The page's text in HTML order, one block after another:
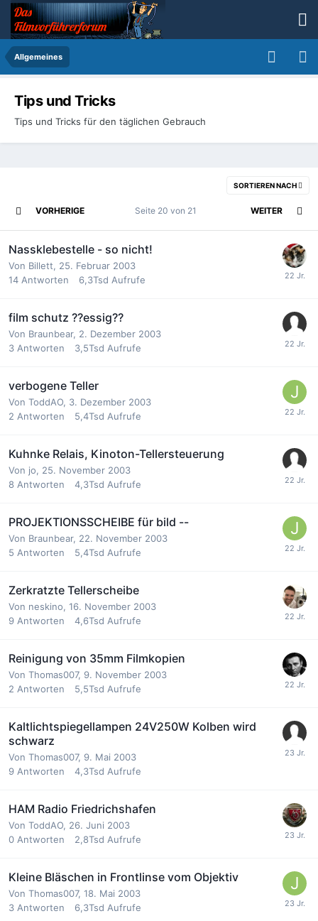
Allgemeines
Tips und Tricks
Tips und Tricks für den täglichen Gebrauch
SORTIEREN NACH
VORHERIGE WEITER
Seite 20 von 21
Nassklebestelle - so nicht!
Von Billett, 25. Februar 2003
14 Antworten 6,3Tsd Aufrufe
film schutz ??essig??
Von Braunbear, 2. Dezember 2003
3 Antworten 3,5Tsd Aufrufe
verbogene Teller
Von ToddAO, 3. Dezember 2003
2 Antworten 5,4Tsd Aufrufe
Kuhnke Relais, Kinoton-Tellersteuerung
Von jo, 25. November 2003
8 Antworten 4,3Tsd Aufrufe
PROJEKTIONSSCHEIBE für bild --
Von Braunbear, 22. November 2003
5 Antworten 5,4Tsd Aufrufe
Zerkratzte Tellerscheibe
Von neskino, 16. November 2003
9 Antworten 4,6Tsd Aufrufe
Reinigung von 35mm Filmkopien
Von Thomas007, 9. November 2003
2 Antworten 5,5Tsd Aufrufe
Kaltlichtspiegellampen 24V250W Kolben wird
schwarz
Von Thomas007, 9. Mai 2003
9 Antworten 4,3Tsd Aufrufe
HAM Radio Friedrichshafen
Von ToddAO, 26. Juni 2003
0 Antworten 2,8Tsd Aufrufe
Kleine Bläschen in Frontlinse vom Objektiv
Von Thomas007, 18. Mai 2003
3 Antworten 6,3Tsd Aufrufe